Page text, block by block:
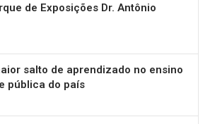
de Exposições Dr. Antônio
salto de aprendizado no ensino
pública do país